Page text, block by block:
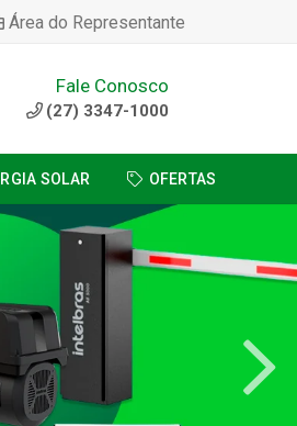
Área do Representante
Fale Conosco
(27) 3347-1000
SOLAR OFERTAS